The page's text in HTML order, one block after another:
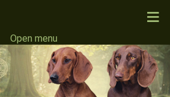
≡
Open menu